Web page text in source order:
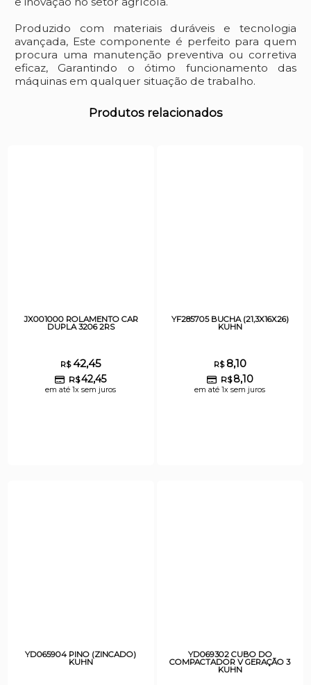
Produzido com materiais duráveis e tecnologia
avançada, Este componente é perfeito para quem
procura uma manutenção preventiva ou corretiva
eficaz, Garantindo o ótimo funcionamento das
máquinas em qualquer situação de trabalho.
Produtos relacionados
JX001000 ROLAMENTO CAR
DUPLA 3206 2RS
R$42,45
R$42,45
em até 1x sem juros
YF285705 BUCHA (21,3X16X26)
KUHN
R$8,10
R$ 8,10
em até 1x sem juros
YD065904 PINO (ZINCADO)
KUHN
YD069302 CUBO DO
COMPACTADOR V GERAÇÃO 3
KUHN